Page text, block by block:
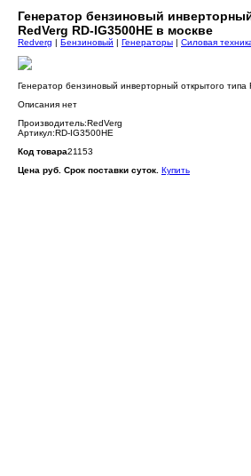
Генератор бензиновый
RedVerg RD-IG3500HE в москве
Redverg | Бензиновый | Генераторы | Силовая
Генератор бензиновый инверторный открытого типа
Описания нет
Производитель:RedVerg
Артикул:RD-IG3500HE
Код товара21153
Цена руб. Срок поставки суток. Купить